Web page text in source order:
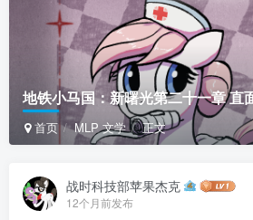
地铁小马国：新曙光第二十一章 直
首页 MLP 文学 正文
战时科技部苹果杰克
12个月前发布